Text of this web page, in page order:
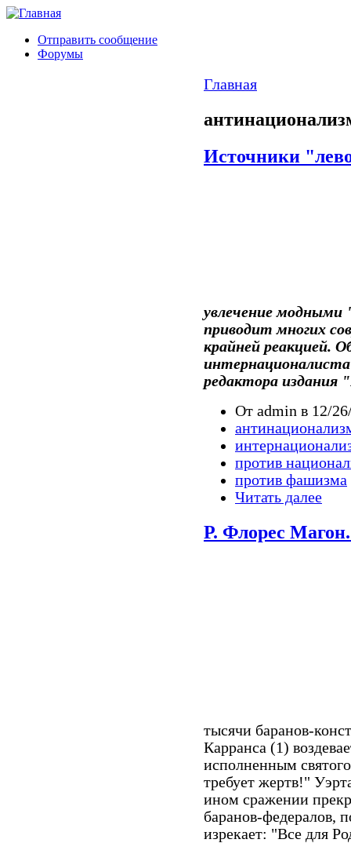
Отправить сообщение
Форумы
Главная
Источники
увлечение
приводит многих
крайней реакцией.
редактора
От admin в 12/
против
против фашизма
Читать далее
Р. Флорес
тысячи баранов-
Карранса (1)
исполненным
требует жертв!"
ином сражении
баранов-федералов,
изрекает: "Все для